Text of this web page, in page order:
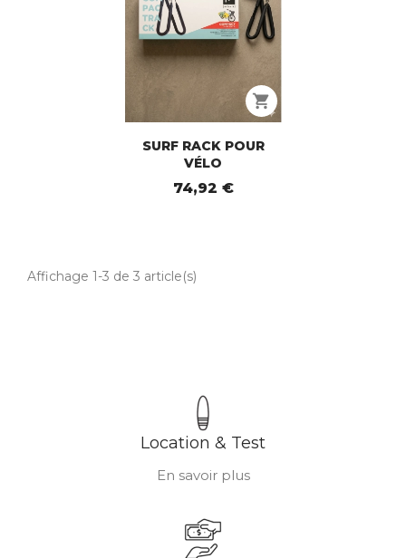
shopping_cart
SURF RACK POUR
VÉLO
74,92 €
Affichage 1-3 de 3 article(s)
Location & Test
En savoir plus